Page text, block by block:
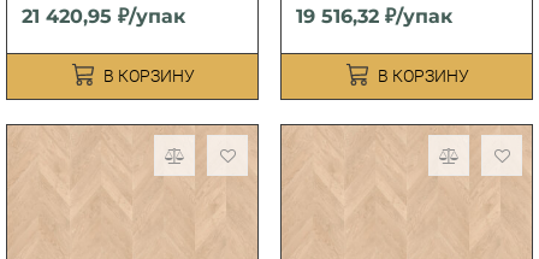
21 420,95 ₽/упак
В КОРЗИНУ
19 516,32 ₽/упак
В КОРЗИНУ